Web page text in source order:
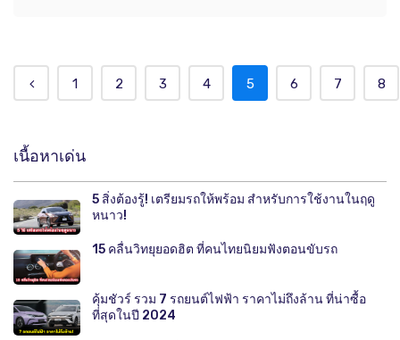
1 2 3 4 5 6 7 8
เนื้อหาเด่น
5 สิ่งต้องรู้! เตรียมรถให้พร้อม สำหรับการใช้งานในฤดู
หนาว!
15 คลื่นวิทยุยอดฮิต ที่คนไทยนิยมฟังตอนขับรถ
คุ้มชัวร์ รวม 7 รถยนต์ไฟฟ้า ราคาไม่ถึงล้าน ที่น่าซื้อ
ที่สุดในปี 2024